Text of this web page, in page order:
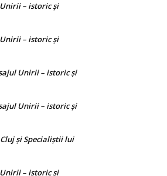
– istoric și
– istoric și
Unirii – istoric și
Unirii – istoric și
și Specialiștii lui
– istoric și